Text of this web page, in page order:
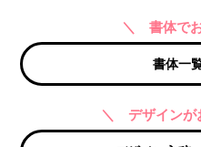
＼ 書体で
書体一
＼ デザインが